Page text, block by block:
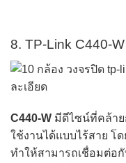
8. TP-Link C440-W
C440-W มีดีไซน์ที่คล้า
ใช้งานได้แบบไร้สาย โ
ทำให้สามารถเชื่อมต่อ